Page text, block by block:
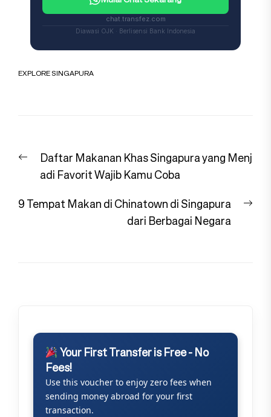
chat.transfez.com
Diawasi OJK · Berlisensi Bank Indonesia
EXPLORE SINGAPURA
pos
Previous
post:
Daftar Makanan Khas Singapura yang Menj
adi Favorit Wajib Kamu Coba
9 Tempat Makan di Chinatown di Singapura
dari Berbagai Negara
Your First Transfer is Free - No
Fees!
Use this voucher to enjoy zero fees when
sending money abroad for your first
transaction.